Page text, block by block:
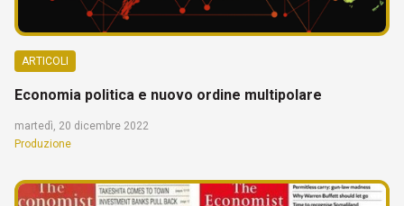
ARTICOLI
Economia politica e nuovo ordine multipolare
martedì, 20 dicembre 2022
Produzione